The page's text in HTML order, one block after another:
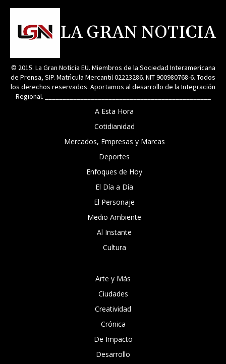
LA GRAN NOTICIA
© 2015. La Gran Noticia EU. Miembros de la Sociedad Interamericana
de Prensa, SIP. Matrìcula Mercantil 02223286. NIT 900980768-6. Todos
los derechos reservados. Aportamos al desarrollo de la Integración
Regional. _______________________________________________
A Esta Hora
Cotidianidad
Mercados, Empresas y Marcas
Deportes
Enfoques de Hoy
El Día a Día
El Personaje
Medio Ambiente
Al Instante
Cultura
Arte y Más
Ciudades
Creatividad
Crónica
De Impacto
Desarrollo